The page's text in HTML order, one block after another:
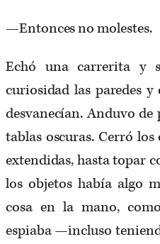
—Entonces no molestes.
Echó una carrerita y
curiosidad las paredes
desvanecían. Anduvo
tablas oscuras. Cerró
extendidas, hasta topar
los objetos había algo
cosa en la mano,
espiaba —incluso